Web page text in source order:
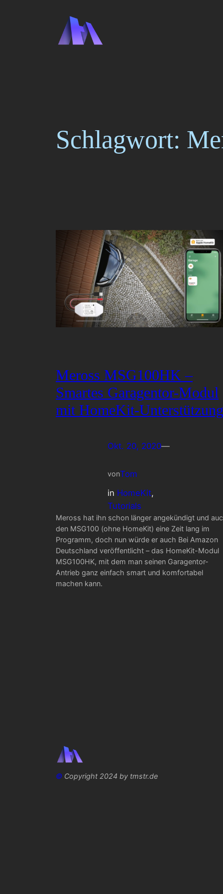
Schlagwort:
Meross MSG100HK –
Smartes Garagentor-Modul
mit HomeKit-Unterstützung
Okt. 20, 2020—
vonTom
in HomeKit
Tutorials
Meross hat ihn schon länger angekündigt und
den MSG100 (ohne HomeKit) eine Zeit lang im
Programm, doch nun würde er auch Bei Amazon
Deutschland veröffentlicht – das HomeKit-Modul
MSG100HK, mit dem man seinen Garagentor-
Antrieb ganz einfach smart und komfortabel
machen kann.
© Copyright 2024 by tmstr.de